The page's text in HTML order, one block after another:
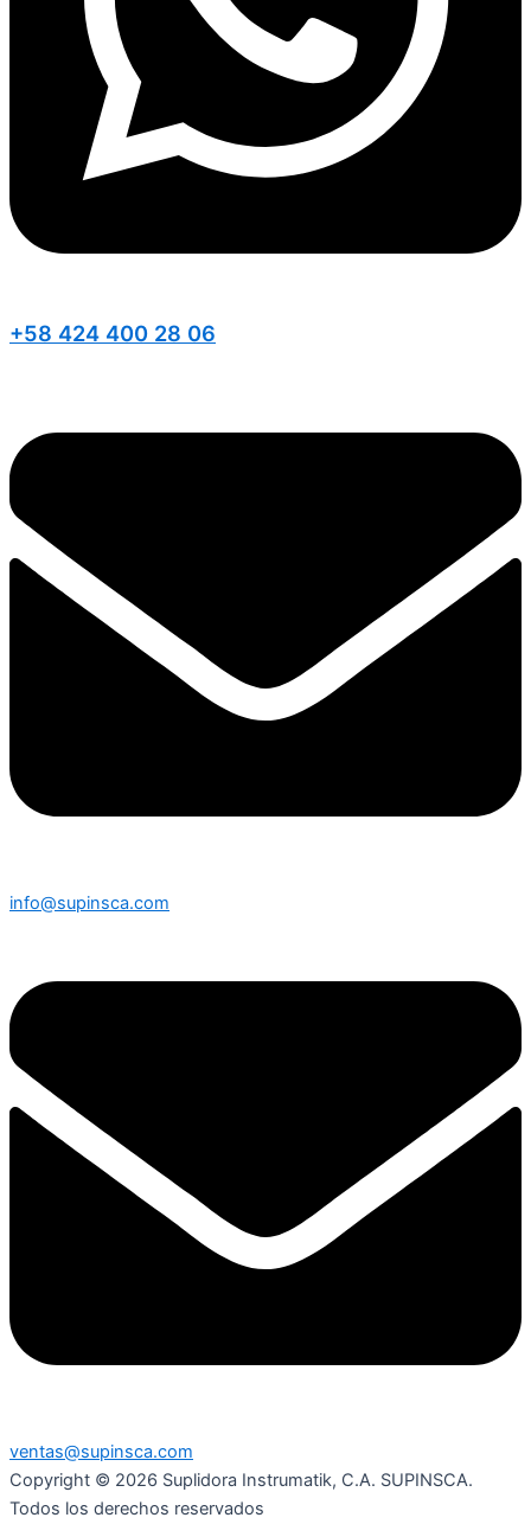
+58 424 400 28 06
info@supinsca.com
ventas@supinsca.com
Copyright © 2026 Suplidora Instrumatik, C.A. SUPINSCA.
Todos los derechos reservados